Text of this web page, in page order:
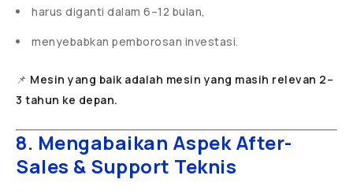
harus diganti dalam 6–12 bulan,
menyebabkan pemborosan investasi.
📌 Mesin yang baik adalah mesin yang masih relevan 2–
3 tahun ke depan.
8. Mengabaikan Aspek After-
Sales & Support Teknis